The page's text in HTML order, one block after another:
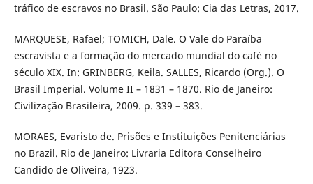
tráfico de escravos no Brasil. São Paulo: Cia das Letras, 2017.
MARQUESE, Rafael; TOMICH, Dale. O Vale do Paraíba
escravista e a formação do mercado mundial do café no
século XIX. In: GRINBERG, Keila. SALLES, Ricardo (Org.). O
Brasil Imperial. Volume II – 1831 – 1870. Rio de Janeiro:
Civilização Brasileira, 2009. p. 339 – 383.
MORAES, Evaristo de. Prisões e Instituições Penitenciárias
no Brazil. Rio de Janeiro: Livraria Editora Conselheiro
Candido de Oliveira, 1923.